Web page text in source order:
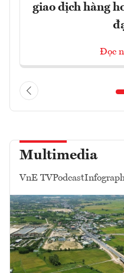
giao dịch hàng
Đọc
Multimedia
VnE TVPodcast